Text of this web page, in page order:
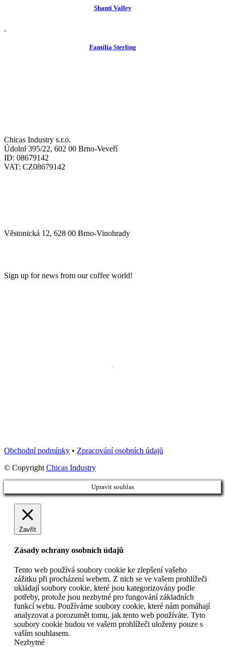
Shanti Valley
Família Sterling
Chicas Industry s.r.o.
Údolní 395/22, 602 00 Brno-Veveří
ID: 08679142
VAT: CZ08679142
Věstonická 12, 628 00 Brno-Vinohrady
Sign up for news from our coffee world!
Obchodní podmínky • Zpracování osobních údajů
© CopyrightChicas Industry
Upravit souhlas
Zavřít
Zásady ochrany osobních údajů
Tento web používá soubory cookie ke zlepšení vašeho
zážitku při procházení webem. Z nich se ve vašem prohlížeči
ukládají soubory cookie, které jsou kategorizovány podle
potřeby, protože jsou nezbytné pro fungování základních
funkcí webu. Používáme soubory cookie, které nám pomáhají
analyzovat a porozumět tomu, jak tento web používáte. Tyto
soubory cookie budou ve vašem prohlížeči uloženy pouze s
vaším souhlasem.
Nezbytné